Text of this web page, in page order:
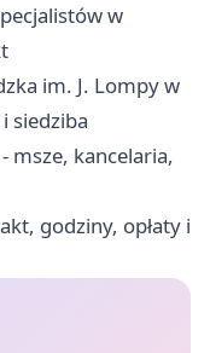
w
im. J. Lompy w
siedziba
msze, kancelaria,
godziny, opłaty i